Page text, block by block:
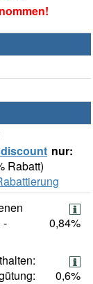
nur:
Rabatt)
-
0,84%
0,6%